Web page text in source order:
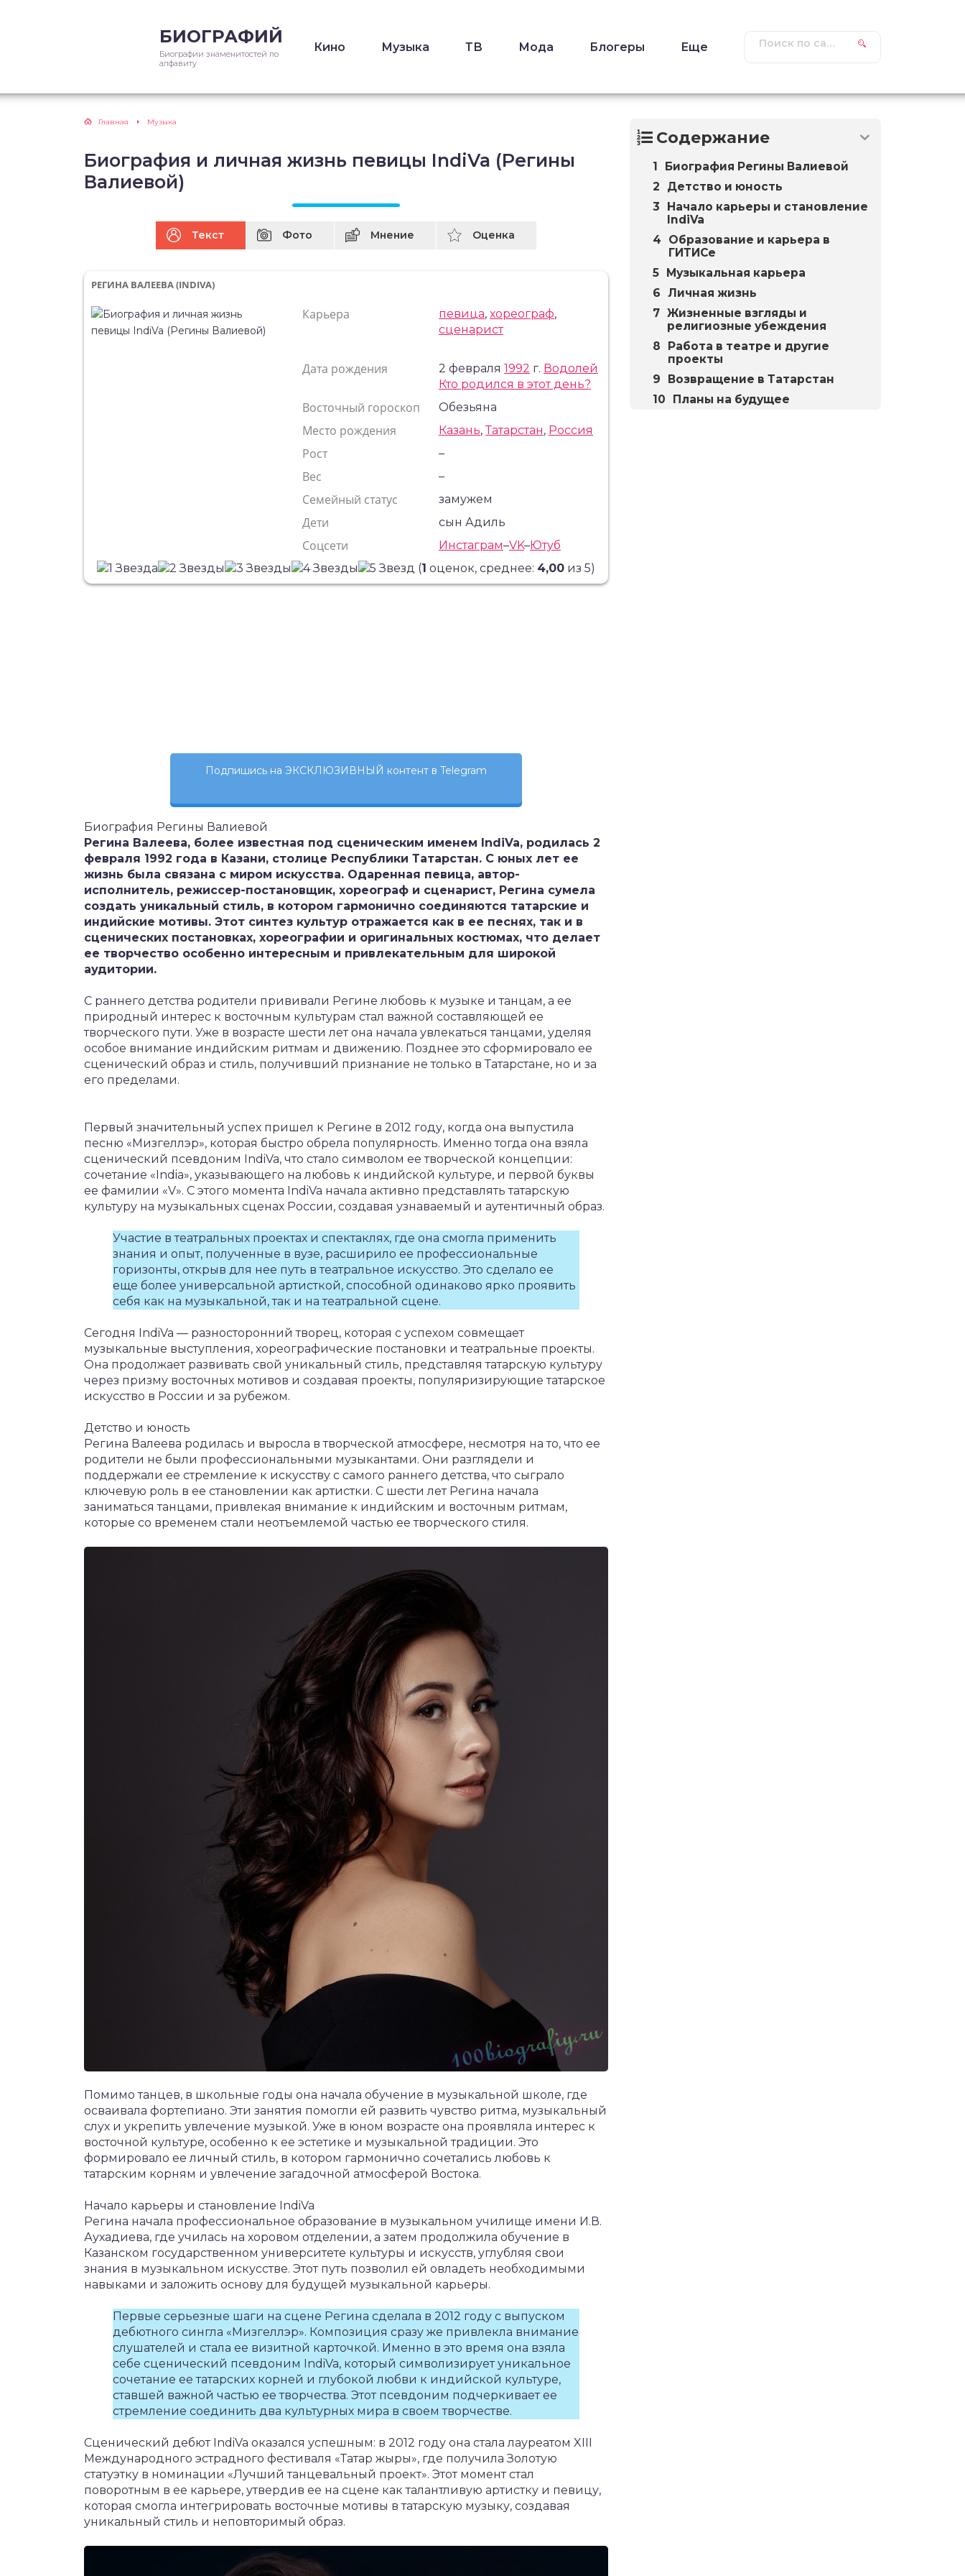
БИОГРАФИЙ
Биографии знаменитостей по
алфавиту
Кино Музыка ТВ Мода Блогеры Еще
Главная Музыка
Биография и личная жизнь певицы IndiVa (Регины
Валиевой)
Текст Фото Мнение Оценка
РЕГИНА ВАЛЕЕВА (INDIVA)
Карьера певица,хореограф,
сценарист
Дата рождения 2 февраля1992 г. Водолей
Кто родился в этот день?
Восточный гороскоп Обезьяна
Место рождения Казань,Татарстан, Россия
Рост –
Вес –
Семейный статус замужем
Дети сын Адиль
Соцсети Инстаграм–VK–Ютуб
(1 оценок, среднее: 4,00 из 5)
Подпишись на ЭКСКЛЮЗИВНЫЙ контент в Telegram
Биография Регины Валиевой
Регина Валеева, более известная под сценическим именем IndiVa, родилась 2
февраля 1992 года в Казани, столице Республики Татарстан. С юных лет ее
жизнь была связана с миром искусства. Одаренная певица, автор-
исполнитель, режиссер-постановщик, хореограф и сценарист, Регина сумела
создать уникальный стиль, в котором гармонично соединяются татарские и
индийские мотивы. Этот синтез культур отражается как в ее песнях, так и в
сценических постановках, хореографии и оригинальных костюмах, что делает
ее творчество особенно интересным и привлекательным для широкой
аудитории.
С раннего детства родители прививали Регине любовь к музыке и танцам, а ее
природный интерес к восточным культурам стал важной составляющей ее
творческого пути. Уже в возрасте шести лет она начала увлекаться танцами, уделяя
особое внимание индийским ритмам и движению. Позднее это сформировало ее
сценический образ и стиль, получивший признание не только в Татарстане, но и за
его пределами.
Первый значительный успех пришел к Регине в 2012 году, когда она выпустила
песню «Мизгеллэр», которая быстро обрела популярность. Именно тогда она взяла
сценический псевдоним IndiVa, что стало символом ее творческой концепции:
сочетание «India», указывающего на любовь к индийской культуре, и первой буквы
ее фамилии «V». С этого момента IndiVa начала активно представлять татарскую
культуру на музыкальных сценах России, создавая узнаваемый и аутентичный образ.
Участие в театральных проектах и спектаклях, где она смогла применить
знания и опыт, полученные в вузе, расширило ее профессиональные
горизонты, открыв для нее путь в театральное искусство. Это сделало ее
еще более универсальной артисткой, способной одинаково ярко проявить
себя как на музыкальной, так и на театральной сцене.
Сегодня IndiVa — разносторонний творец, которая с успехом совмещает
музыкальные выступления, хореографические постановки и театральные проекты.
Она продолжает развивать свой уникальный стиль, представляя татарскую культуру
через призму восточных мотивов и создавая проекты, популяризирующие татарское
искусство в России и за рубежом.
Детство и юность
Регина Валеева родилась и выросла в творческой атмосфере, несмотря на то, что ее
родители не были профессиональными музыкантами. Они разглядели и
поддержали ее стремление к искусству с самого раннего детства, что сыграло
ключевую роль в ее становлении как артистки. С шести лет Регина начала
заниматься танцами, привлекая внимание к индийским и восточным ритмам,
которые со временем стали неотъемлемой частью ее творческого стиля.
Помимо танцев, в школьные годы она начала обучение в музыкальной школе, где
осваивала фортепиано. Эти занятия помогли ей развить чувство ритма, музыкальный
слух и укрепить увлечение музыкой. Уже в юном возрасте она проявляла интерес к
восточной культуре, особенно к ее эстетике и музыкальной традиции. Это
формировало ее личный стиль, в котором гармонично сочетались любовь к
татарским корням и увлечение загадочной атмосферой Востока.
Начало карьеры и становление IndiVa
Регина начала профессиональное образование в музыкальном училище имени И.В.
Аухадиева, где училась на хоровом отделении, а затем продолжила обучение в
Казанском государственном университете культуры и искусств, углубляя свои
знания в музыкальном искусстве. Этот путь позволил ей овладеть необходимыми
навыками и заложить основу для будущей музыкальной карьеры.
Первые серьезные шаги на сцене Регина сделала в 2012 году с выпуском
дебютного сингла «Мизгеллэр». Композиция сразу же привлекла внимание
слушателей и стала ее визитной карточкой. Именно в это время она взяла
себе сценический псевдоним IndiVa, который символизирует уникальное
сочетание ее татарских корней и глубокой любви к индийской культуре,
ставшей важной частью ее творчества. Этот псевдоним подчеркивает ее
стремление соединить два культурных мира в своем творчестве.
Сценический дебют IndiVa оказался успешным: в 2012 году она стала лауреатом XIII
Международного эстрадного фестиваля «Татар жыры», где получила Золотую
статуэтку в номинации «Лучший танцевальный проект». Этот момент стал
поворотным в ее карьере, утвердив ее на сцене как талантливую артистку и певицу,
которая смогла интегрировать восточные мотивы в татарскую музыку, создавая
уникальный стиль и неповторимый образ.
Содержание
Биография Регины Валиевой
Детство и юность
Начало карьеры и становление
IndiVa
Образование и карьера в
ГИТИСе
Музыкальная карьера
Личная жизнь
Жизненные взгляды и
религиозные убеждения
Работа в театре и другие
проекты
Возвращение в Татарстан
Планы на будущее